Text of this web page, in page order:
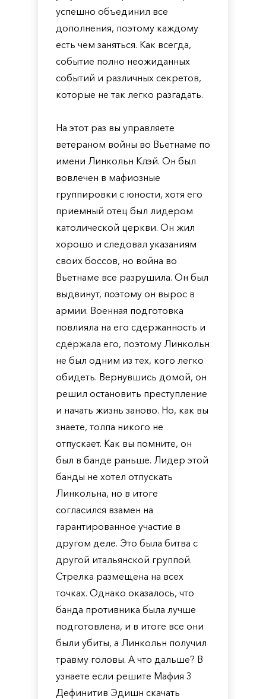
успешно объединил все
дополнения, поэтому каждому
есть чем заняться. Как всегда,
событие полно неожиданных
событий и различных секретов,
которые не так легко разгадать.
На этот раз вы управляете
ветераном войны во Вьетнаме по
имени Линкольн Клэй. Он был
вовлечен в мафиозные
группировки с юности, хотя его
приемный отец был лидером
католической церкви. Он жил
хорошо и следовал указаниям
своих боссов, но война во
Вьетнаме все разрушила. Он был
выдвинут, поэтому он вырос в
армии. Военная подготовка
повлияла на его сдержанность и
сдержала его, поэтому Линкольн
не был одним из тех, кого легко
обидеть. Вернувшись домой, он
решил остановить преступление
и начать жизнь заново. Но, как вы
знаете, толпа никого не
отпускает. Как вы помните, он
был в банде раньше. Лидер этой
банды не хотел отпускать
Линкольна, но в итоге
согласился взамен на
гарантированное участие в
другом деле. Это была битва с
другой итальянской группой.
Стрелка размещена на всех
точках. Однако оказалось, что
банда противника была лучше
подготовлена, и в итоге все они
были убиты, а Линкольн получил
травму головы. А что дальше? В
узнаете если решите Мафия 3
Дефинитив Эдишн скачать